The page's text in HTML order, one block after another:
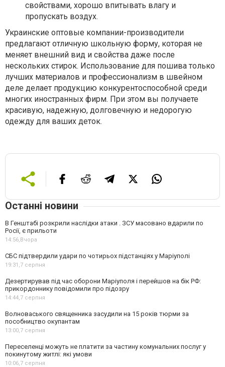
свойствами, хорошо впитывать влагу и
пропускать воздух.
Украинские оптовые компании-производители
предлагают отличную школьную форму, которая не
меняет внешний вид и свойства даже после
нескольких стирок. Использование для пошива только
лучших материалов и профессионализм в швейном
деле делает продукцию конкурентоспособной среди
многих иностранных фирм. При этом вы получаете
красивую, надежную, долговечную и недорогую
одежду для ваших деток.
Останні новини
В Генштабі розкрили наслідки атаки . ЗСУ масовано вдарили по
Росії, є прильоти
14:56,Вчора
СБС підтвердили удари по чотирьох підстанціях у Маріуполі
19:31,7 серпня
Дезертирував під час оборони Маріуполя і перейшов на бік РФ:
прикордоннику повідомили про підозру
14:44,7 серпня
Волноваського священника засудили на 15 років тюрми за
пособництво окупантам
13:00,7 серпня
Переселенці можуть не платити за частину комунальних послуг у
покинутому житлі: які умови
10:06,7 серпня